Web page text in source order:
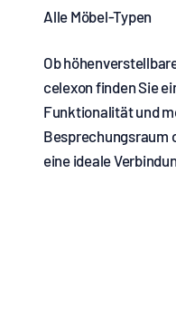
Ob
celexon finden Sie
Funktionalität und
Besprechungsraum
eine ideale